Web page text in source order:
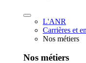
L'ANR
Carrières et
Nos métiers
Nos métiers